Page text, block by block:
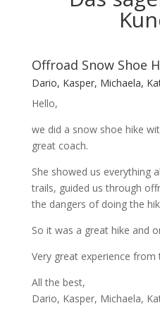
Offroad Snow Shoe
Dario, Kasper, Michaela,
Hello,
we did a snow shoe hike
great coach.
She showed us everything
trails, guided us through
the dangers of doing the
So it was a great hike and
Very great experience from
All the best,
Dario, Kasper, Michaela,